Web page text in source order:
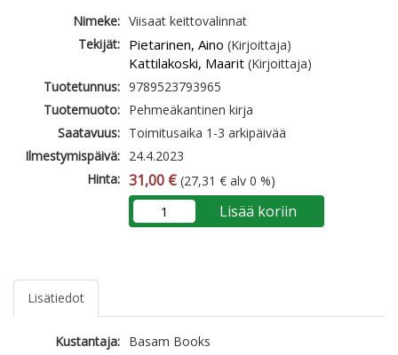
Nimeke: Viisaat keittovalinnat
Tekijät: Pietarinen, Aino (Kirjoittaja)
Kattilakoski, Maarit (Kirjoittaja)
Tuotetunnus: 9789523793965
Tuotemuoto: Pehmeäkantinen kirja
Saatavuus: Toimitusaika 1-3 arkipäivää
Ilmestymispäivä: 24.4.2023
Hinta: 31,00 € (27,31 € alv 0 %)
Lisää koriin
Lisätiedot
Kustantaja: Basam Books